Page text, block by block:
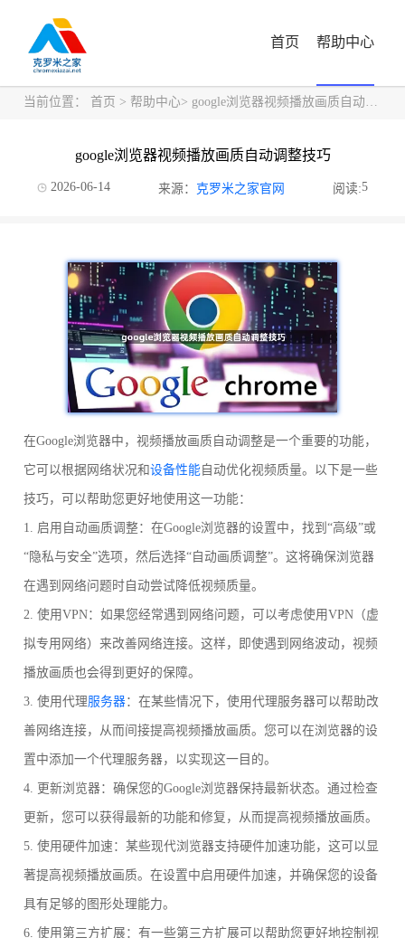
首页 帮助中心
当前位置： 首页 > 帮助中心> google浏览器视频播放画质自动调整技巧
google浏览器视频播放画质自动调整技巧
2026-06-14 来源： 克罗米之家官网 阅读:5
在Google浏览器中，视频播放画质自动调整是一个重要的功能，
它可以根据网络状况和设备性能自动优化视频质量。以下是一些
技巧，可以帮助您更好地使用这一功能：
1. 启用自动画质调整：在Google浏览器的设置中，找到“高级”或
“隐私与安全”选项，然后选择“自动画质调整”。这将确保浏览器
在遇到网络问题时自动尝试降低视频质量。
2. 使用VPN：如果您经常遇到网络问题，可以考虑使用VPN（虚
拟专用网络）来改善网络连接。这样，即使遇到网络波动，视频
播放画质也会得到更好的保障。
3. 使用代理服务器：在某些情况下，使用代理服务器可以帮助改
善网络连接，从而间接提高视频播放画质。您可以在浏览器的设
置中添加一个代理服务器，以实现这一目的。
4. 更新浏览器：确保您的Google浏览器保持最新状态。通过检查
更新，您可以获得最新的功能和修复，从而提高视频播放画质。
5. 使用硬件加速：某些现代浏览器支持硬件加速功能，这可以显
著提高视频播放画质。在设置中启用硬件加速，并确保您的设备
具有足够的图形处理能力。
6. 使用第三方扩展：有一些第三方扩展可以帮助您更好地控制视